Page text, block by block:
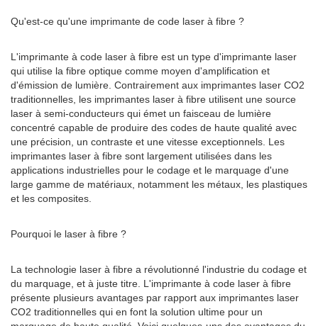
Qu'est-ce qu'une imprimante de code laser à fibre ?
L'imprimante à code laser à fibre est un type d'imprimante laser
qui utilise la fibre optique comme moyen d'amplification et
d'émission de lumière. Contrairement aux imprimantes laser CO2
traditionnelles, les imprimantes laser à fibre utilisent une source
laser à semi-conducteurs qui émet un faisceau de lumière
concentré capable de produire des codes de haute qualité avec
une précision, un contraste et une vitesse exceptionnels. Les
imprimantes laser à fibre sont largement utilisées dans les
applications industrielles pour le codage et le marquage d'une
large gamme de matériaux, notamment les métaux, les plastiques
et les composites.
Pourquoi le laser à fibre ?
La technologie laser à fibre a révolutionné l'industrie du codage et
du marquage, et à juste titre. L'imprimante à code laser à fibre
présente plusieurs avantages par rapport aux imprimantes laser
CO2 traditionnelles qui en font la solution ultime pour un